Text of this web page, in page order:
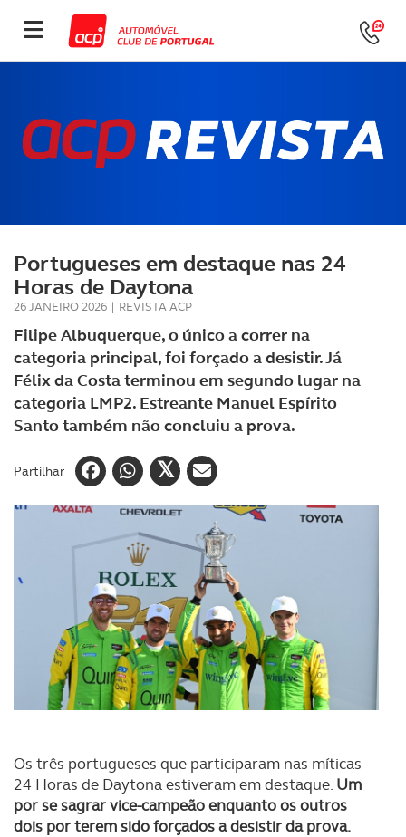
Portugueses em destaque nas 24
Horas de Daytona
26 JANEIRO 2026 | REVISTA ACP
Filipe Albuquerque, o único a correr na
categoria principal, foi forçado a desistir. Já
Félix da Costa terminou em segundo lugar na
categoria LMP2. Estreante Manuel Espírito
Santo também não concluiu a prova.
Partilhar
Os três portugueses que participaram nas míticas
24 Horas de Daytona estiveram em destaque. Um
por se sagrar vice-campeão enquanto os outros
dois por terem sido forçados a desistir da prova.